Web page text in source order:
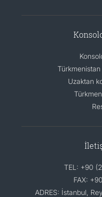
Uzaktan
TEL: +90
FAX:
ADRES: İstanbul,